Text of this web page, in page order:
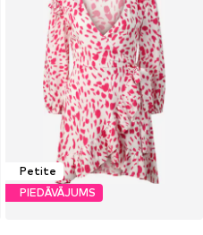
Petite
PIEDĀVĀJUMS